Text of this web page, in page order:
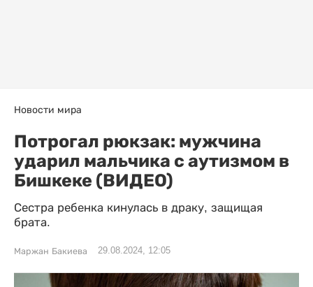
Новости мира
Потрогал рюкзак: мужчина
ударил мальчика с аутизмом в
Бишкеке (ВИДЕО)
Сестра ребенка кинулась в драку, защищая
брата.
Маржан Бакиева 29.08.2024, 12:05